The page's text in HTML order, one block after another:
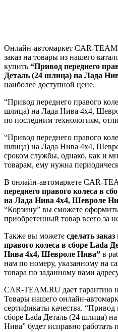
Онлайн-автомаркет CAR-
заказ на товары из нашего
купить “Привод переднего
Деталь (24 шлица) на Лада
наиболее доступной цене.
“Привод переднего правого
шлица) на Лада Нива 4x4,
по последним технологиям,
“Привод переднего правого
шлица) на Лада Нива 4x4,
сроком службы, однако, как и
товарам, ему нужна
В онлайн-автомаркете CAR-
переднего правого колеса в
на Лада Нива 4x4, Шевроле
“Корзину” вы сможете
приобретенный товар всего за
Также вы можете сделать
правого колеса в сборе Lada
Нива 4x4, Шевроле Нива” в
нам по номеру, указанному на
товара по заданному вами
CAR-TEAM.RU дает гарантию
Товары нашего онлайн-
сертификаты качества. “Привод
сборе Lada Деталь (24 шлица)
Нива” будет исправно работать